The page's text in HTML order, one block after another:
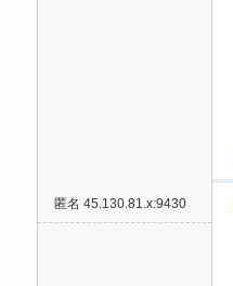
匿名 45.130.81.x:9430